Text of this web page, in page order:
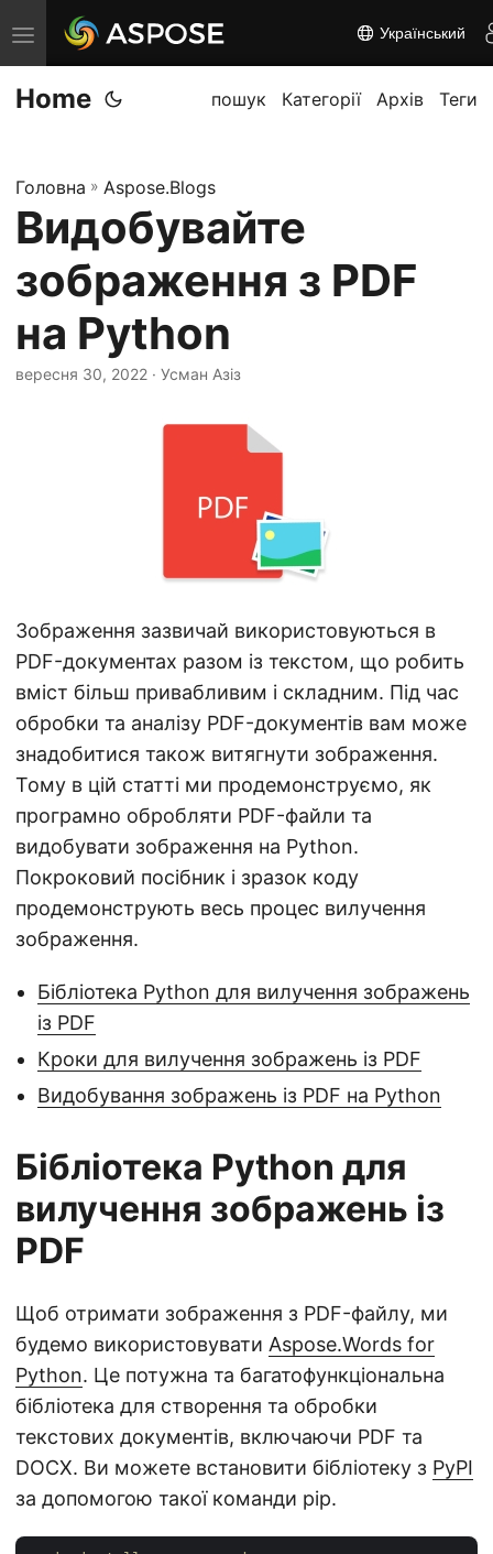
П
е
р
к
н
т
н
а
Український
Home пошук Категорії Архів Теги
Головна » Aspose.Blogs
Видобувайте
зображення з PDF
на Python
вересня 30, 2022 · Усман Азіз
Зображення зазвичай використовуються в
PDF-документах разом із текстом, що робить
вміст більш привабливим і складним. Під час
обробки та аналізу PDF-документів вам може
знадобитися також витягнути зображення.
Тому в цій статті ми продемонструємо, як
програмно обробляти PDF-файли та
видобувати зображення на Python.
Покроковий посібник і зразок коду
продемонструють весь процес вилучення
зображення.
Бібліотека Python для вилучення зображень
із PDF
Кроки для вилучення зображень із PDF
Видобування зображень із PDF на Python
Бібліотека Python для
вилучення зображень із
PDF
Щоб отримати зображення з PDF-файлу, ми
будемо використовувати Aspose.Words for
Python. Це потужна та багатофункціональна
бібліотека для створення та обробки
текстових документів, включаючи PDF та
DOCX. Ви можете встановити бібліотеку з PyPI
за допомогою такої команди pip.